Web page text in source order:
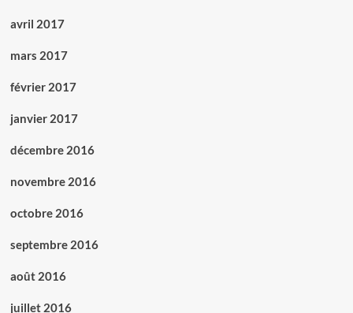
avril 2017
mars 2017
février 2017
janvier 2017
décembre 2016
novembre 2016
octobre 2016
septembre 2016
août 2016
juillet 2016